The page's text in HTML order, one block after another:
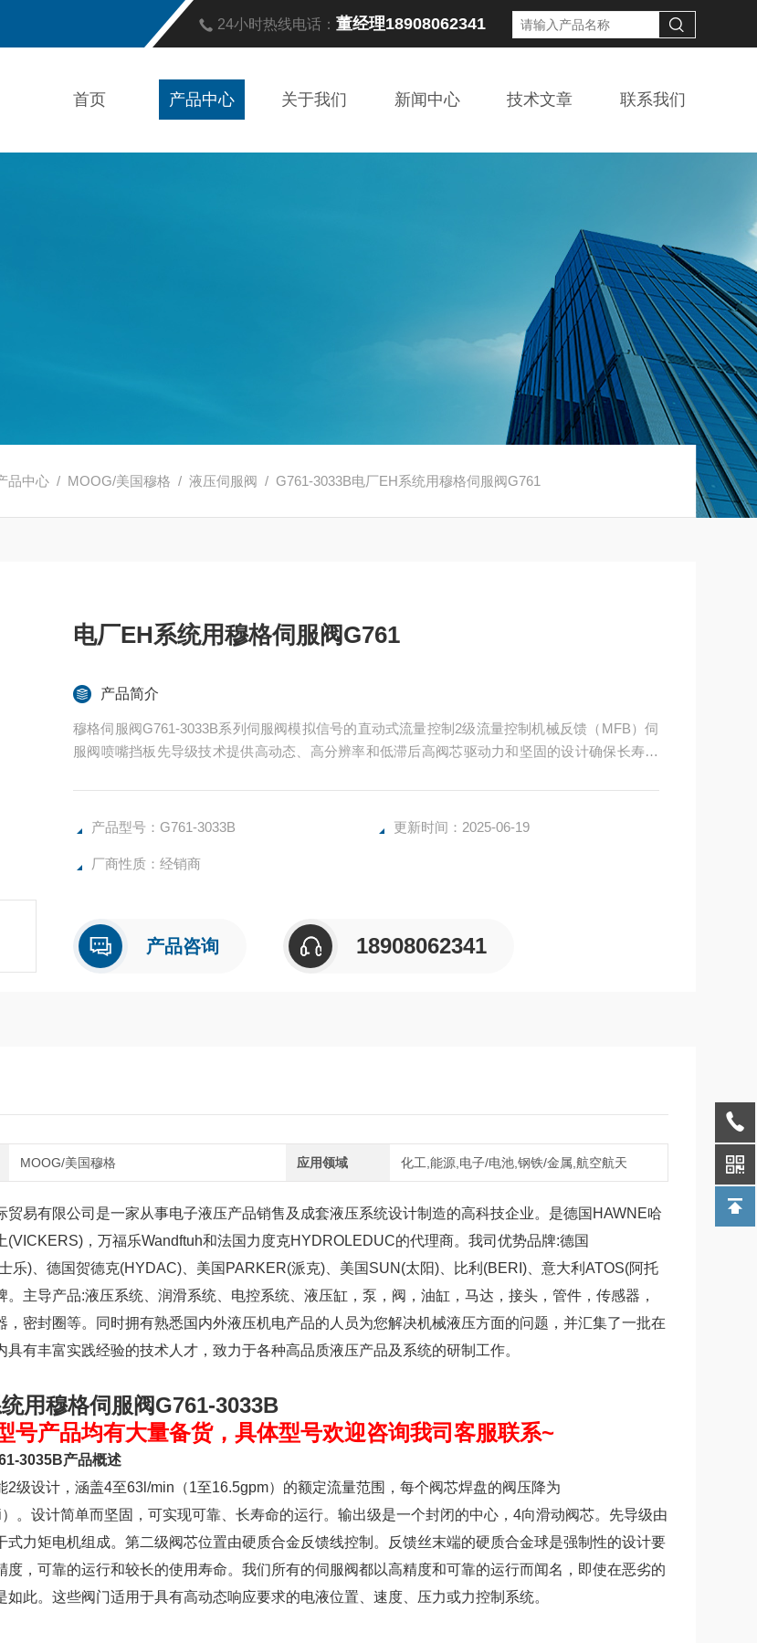
24小时热线电话：董经理18908062341
首页 产品中心 关于我们 新闻中心 技术文章 联系我们
品中心 / MOOG/美国穆格 /液压伺服阀 / G761-3033B电厂EH系统用穆格伺服阀G761
电厂EH系统用穆格伺服阀G761
产品简介
穆格伺服阀G761-3033B系列伺服阀模拟信号的直动式流量控制2级流量控制机械反馈（MFB）伺
服阀喷嘴挡板先导级技术提供高动态、高分辨率和低滞后高阀芯驱动力和坚固的设计确保长寿命
电厂EH系统用穆格伺服阀G761-3033B
产品型号：G761-3033B 更新时间：2025-06-19
厂商性质：经销商
产品咨询 18908062341
MOOG/美国穆格 应用领域 化工,能源,电子/电池,钢铁/金属,航空航天
贸易有限公司是一家从事电子液压产品销售及成套液压系统设计制造的高科技企业。是德国HAWNE哈
(VICKERS)，万福乐Wandftuh和法国力度克HYDROLEDUC的代理商。我司优势品牌:德国
乐)、德国贺德克(HYDAC)、美国PARKER(派克)、美国SUN(太阳)、比利(BERI)、意大利ATOS(阿托
。主导产品:液压系统、润滑系统、电控系统、液压缸，泵，阀，油缸，马达，接头，管件，传感器，
，密封圈等。同时拥有熟悉国内外液压机电产品的人员为您解决机械液压方面的问题，并汇集了一批在
具有丰富实践经验的技术人才，致力于各种高品质液压产品及系统的研制工作。
用穆格伺服阀G761-3033B
号产品均有大量备货，具体型号欢迎咨询我司客服联系~
3035B产品概述
2级设计，涵盖4至63l/min（1至16.5gpm）的额定流量范围，每个阀芯焊盘的阀压降为
。设计简单而坚固，可实现可靠、长寿命的运行。输出级是一个封闭的中心，4向滑动阀芯。先导级由
式力矩电机组成。第二级阀芯位置由硬质合金反馈线控制。反馈丝末端的硬质合金球是强制性的设计要
度，可靠的运行和较长的使用寿命。我们所有的伺服阀都以高精度和可靠的运行而闻名，即使在恶劣的
如此。这些阀门适用于具有高动态响应要求的电液位置、速度、压力或力控制系统。